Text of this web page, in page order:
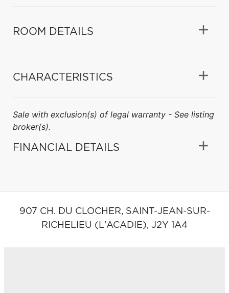
ROOM DETAILS
CHARACTERISTICS
Sale with exclusion(s) of legal warranty - See listing
broker(s).
FINANCIAL DETAILS
907 CH. DU CLOCHER, SAINT-JEAN-SUR-
RICHELIEU (L'ACADIE), J2Y 1A4